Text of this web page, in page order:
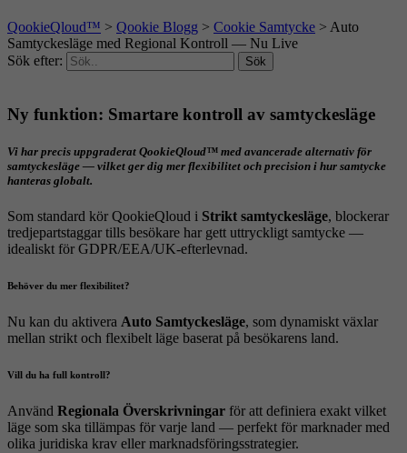
QookieQloud™ > Qookie Blogg > Cookie Samtycke > Auto
Samtyckesläge med Regional Kontroll — Nu Live
Sök efter:
Sök
Ny funktion: Smartare kontroll av samtyckesläge
Vi har precis uppgraderat QookieQloud™ med avancerade alternativ för
samtyckesläge — vilket ger dig mer flexibilitet och precision i hur samtycke
hanteras globalt.
Som standard kör QookieQloud i Strikt samtyckesläge, blockerar
tredjepartstaggar tills besökare har gett uttryckligt samtycke —
idealiskt för GDPR/EEA/UK-efterlevnad.
Behöver du mer flexibilitet?
Nu kan du aktivera Auto Samtyckesläge, som dynamiskt växlar
mellan strikt och flexibelt läge baserat på besökarens land.
Vill du ha full kontroll?
Använd Regionala Överskrivningar för att definiera exakt vilket
läge som ska tillämpas för varje land — perfekt för marknader med
olika juridiska krav eller marknadsföringsstrategier.